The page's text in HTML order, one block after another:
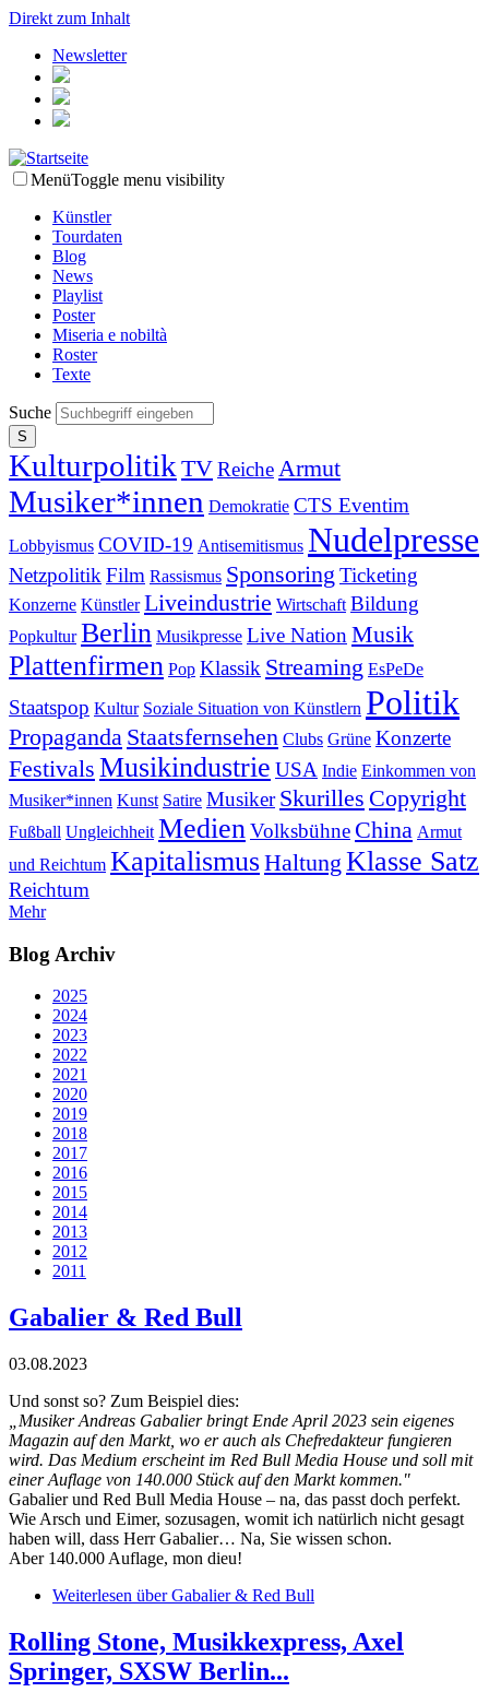
Direkt zum Inhalt
Newsletter
MenüToggle menu visibility
Künstler
Tourdaten
Blog
News
Playlist
Poster
Miseria e nobiltà
Roster
Texte
Suche
Kulturpolitik TVReicheArmut
Musiker*innen Demokratie CTS Eventim
Lobbyismus COVID-19 Antisemitismus Nudelpresse
Netzpolitik Film Rassismus Sponsoring Ticketing
Konzerne Künstler Liveindustrie Wirtschaft Bildung
Popkultur Berlin Musikpresse Live Nation Musik
Plattenfirmen Pop Klassik Streaming EsPeDe
Staatspop Kultur Soziale Situation von Künstlern Politik
Propaganda Staatsfernsehen Clubs Grüne Konzerte
Festivals Musikindustrie USA Indie Einkommen von
Musiker*innen Kunst Satire Musiker Skurilles Copyright
Fußball Ungleichheit MedienVolksbühne China Armut
und Reichtum KapitalismusHaltung Klasse Satz
Reichtum
Mehr
Blog Archiv
2025
2024
2023
2022
2021
2020
2019
2018
2017
2016
2015
2014
2013
2012
2011
Gabalier & Red Bull
03.08.2023
Und sonst so? Zum Beispiel dies:
„Musiker Andreas Gabalier bringt Ende April 2023 sein eigenes
Magazin auf den Markt, wo er auch als Chefredakteur fungieren
wird. Das Medium erscheint im Red Bull Media House und soll mit
einer Auflage von 140.000 Stück auf den Markt kommen."
Gabalier und Red Bull Media House – na, das passt doch perfekt.
Wie Arsch und Eimer, sozusagen, womit ich natürlich nicht gesagt
haben will, dass Herr Gabalier… Na, Sie wissen schon.
Aber 140.000 Auflage, mon dieu!
Weiterlesen über Gabalier & Red Bull
Rolling Stone, Musikkexpress, Axel
Springer, SXSW Berlin...